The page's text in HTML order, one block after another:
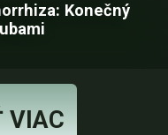
Konečný
VIAC